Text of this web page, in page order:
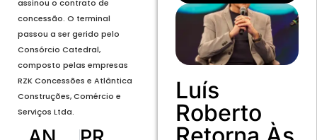
assinou o contrato de
concessão. O terminal
passou a ser gerido pelo
Consórcio Catedral,
composto pelas empresas
RZK Concessões e Atlântica
Construções, Comércio e
Serviços Ltda.
Luís
Roberto